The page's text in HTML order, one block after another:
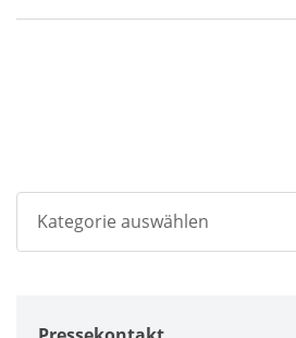
Kategorie auswählen
Unternehmen